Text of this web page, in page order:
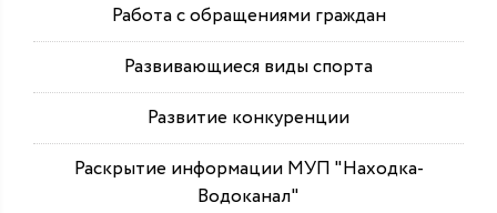
Работа с обращениями граждан
Развивающиеся виды спорта
Развитие конкуренции
Раскрытие информации МУП "Находка-
Водоканал"